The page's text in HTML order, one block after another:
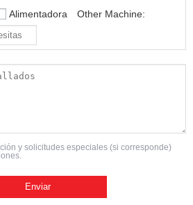
Alimentadora Other Machine:
y solicitudes especiales (si corresponde)